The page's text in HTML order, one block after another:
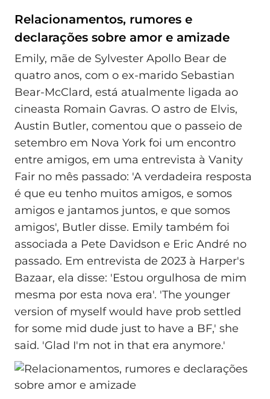
Relacionamentos, rumores e
declarações sobre amor e amizade
Emily, mãe de Sylvester Apollo Bear de
quatro anos, com o ex-marido Sebastian
Bear-McClard, está atualmente ligada ao
cineasta Romain Gavras. O astro de Elvis,
Austin Butler, comentou que o passeio de
setembro em Nova York foi um encontro
entre amigos, em uma entrevista à Vanity
Fair no mês passado: 'A verdadeira resposta
é que eu tenho muitos amigos, e somos
amigos e jantamos juntos, e que somos
amigos', Butler disse. Emily também foi
associada a Pete Davidson e Eric André no
passado. Em entrevista de 2023 à Harper's
Bazaar, ela disse: 'Estou orgulhosa de mim
mesma por esta nova era'. 'The younger
version of myself would have prob settled
for some mid dude just to have a BF,' she
said. 'Glad I'm not in that era anymore.'